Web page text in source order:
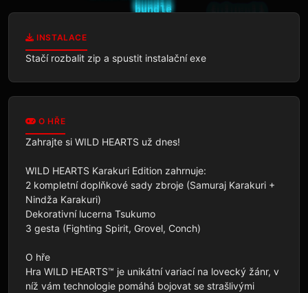
INSTALACE
Stačí rozbalit zip a spustit instalační exe
O HŘE
Zahrajte si WILD HEARTS už dnes!
WILD HEARTS Karakuri Edition zahrnuje:
2 kompletní doplňkové sady zbroje (Samuraj Karakuri +
Nindža Karakuri)
Dekorativní lucerna Tsukumo
3 gesta (Fighting Spirit, Grovel, Conch)
O hře
Hra WILD HEARTS™ je unikátní variací na lovecký žánr, v
níž vám technologie pomáhá bojovat se strašlivými